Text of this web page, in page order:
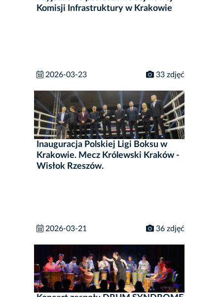
Komisji Infrastruktury w Krakowie
2026-03-23 33 zdjęć
Inauguracja Polskiej Ligi Boksu w
Krakowie. Mecz Królewski Kraków -
Wisłok Rzeszów.
2026-03-21 36 zdjęć